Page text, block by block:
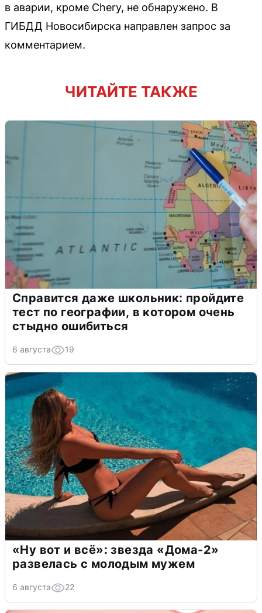
в аварии, кроме Chery, не обнаружено. В
ГИБДД Новосибирска направлен запрос за
комментарием.
ЧИТАЙТЕ ТАКЖЕ
Справится даже школьник: пройдите
тест по географии, в котором очень
стыдно ошибиться
6 августа 19
«Ну вот и всё»: звезда «Дома-2»
развелась с молодым мужем
6 августа 22